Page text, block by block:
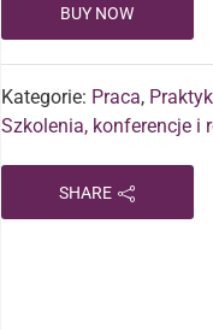
BUY NOW
Kategorie: Praca,
Szkolenia, konferencje i
SHARE